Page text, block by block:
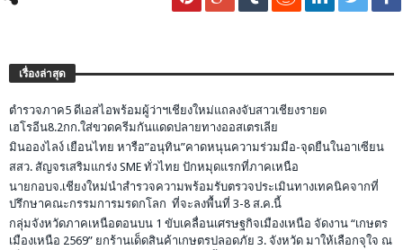
เรื่องล่าสุด
ตำรวจภาค5 ดีเอสไอพร้อมผู้ว่าฯเชียงใหม่แถลงจับสาวเชียงรายด
เฮโรอีน8.2กก.ใส่ขวดครีมกันแดดปลายทางออสเตรเลีย
มินอองไลง์ เยือนไทย หารือ”อนุทิน”คาดหนุนความร่วมมือ-จุดยืนในอาเซียน
สสว. สัญจรเสริมแกร่ง SME ทั่วไทย ปักหมุดแรกที่ภาคเหนือ
นายกอบจ.เชียงใหม่นำสำรวจความพร้อมรับตรวจประเมินทางเทคนิคจากที่
ปรึกษาคณะกรรมการมรดกโลก ที่จะลงพื้นที่ 3-8 ส.ค.นี้
กลุ่มจังหวัดภาคเหนือตอนบน 1 ขับเคลื่อนเศรษฐกิจเมืองเหนือ จัดงาน “เกษตร
เมืองเหนือ 2569” ยกร้านเด็ดสินค้าเกษตรปลอดภัย 3. จังหวัด มาให้เลือกจุใจ ณ